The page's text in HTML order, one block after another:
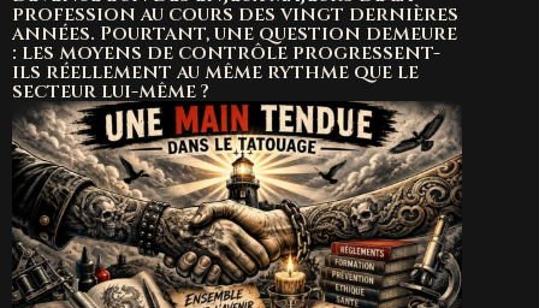
profession au cours des vingt dernières
années. Pourtant, une question demeure
: les moyens de contrôle progressent-
ils réellement au même rythme que le
secteur lui-même ?